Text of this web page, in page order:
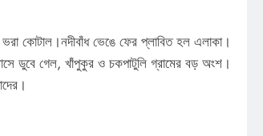
কোটাল।নদীবাঁধ ভেঙে ফের প্লাবিত হল এলাকা।
ডুবে গেল, খাঁপুকুর ও চকপাটুলি গ্রামের বড় অংশ।